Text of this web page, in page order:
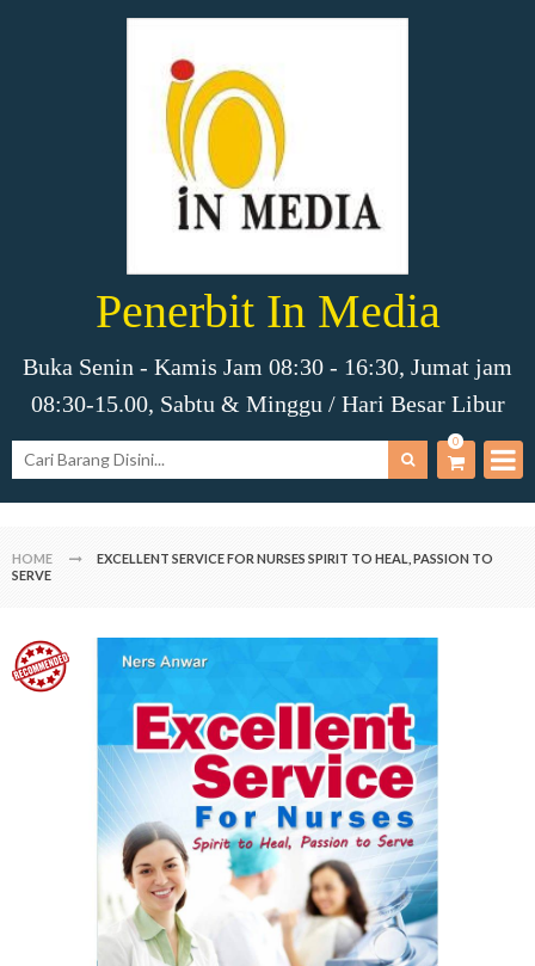
Penerbit In Media
Buka Senin - Kamis Jam 08:30 - 16:30, Jumat jam
08:30-15.00, Sabtu & Minggu / Hari Besar Libur
0
HOME
EXCELLENT SERVICE FOR NURSES SPIRIT TO HEAL, PASSION TO
SERVE